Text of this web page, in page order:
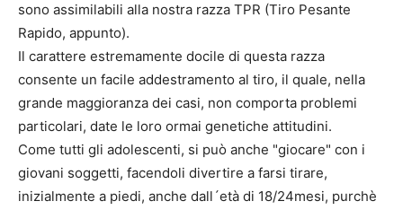
sono assimilabili alla nostra razza TPR (Tiro Pesante
Rapido, appunto).
Il carattere estremamente docile di questa razza
consente un facile addestramento al tiro, il quale, nella
grande maggioranza dei casi, non comporta problemi
particolari, date le loro ormai genetiche attitudini.
Come tutti gli adolescenti, si può anche "giocare" con i
giovani soggetti, facendoli divertire a farsi tirare,
inizialmente a piedi, anche dall´età di 18/24mesi, purchè